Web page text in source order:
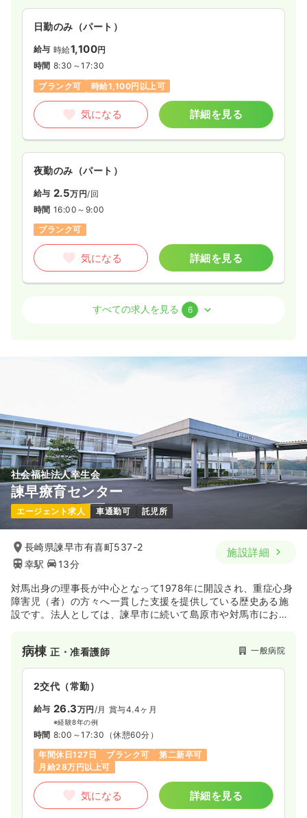
日勤のみ（パート）
給与 時給1,100円
時間 8:30～17:30
ブランク可
時給1,100円以上可
気になる 詳細を見る
夜勤のみ（パート）
給与 2.5万円/回
時間 16:00～9:00
ブランク可
気になる 詳細を見る
正看護師
気になる 詳細を見る
日勤のみ（パート） 一時募集休止
給与 時給1,100円〜
時間 8:00～17:00
日祝休み
時給1,100円以上可
日勤のみ（常勤）
給与 18.1〜22.0
時間 8:00～17:00 （休憩60分）
月給22万円以上可
気になる 詳細を見る
すべての求人を見る 6
社会福祉法人幸生会
諫早療育センター
エージェント求人 車通勤可 託児所
長崎県諫早市有喜町537-2
幸駅
13分
施設詳細
対馬出身の理事長が中心となって1978年に開設され、重症心身
障害児（者）の方々へ一貫した支援を提供している歴史ある施
設です。法人としては、諫早市に続いて島原市や対馬市におい
ある』を基にご利用者様本位の事業運営をおこなっています。
病棟正・准看護師 一般病院
2交代（常勤）
給与 26.3万円 /月 賞与4.4ヶ月
※経験8年の例
時間 8:00～17:30 （休憩60分）
年間休日127日
ブランク可
第二新卒可
月給28万円以上可
気になる 詳細を見る